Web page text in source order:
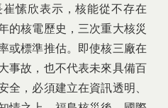
愫欣表示，核能從不存在
的核電歷史，三次重大核災
或標準推估。即使核三廠在
事故，也不代表未來具備百
全，必須建立在資訊透明、